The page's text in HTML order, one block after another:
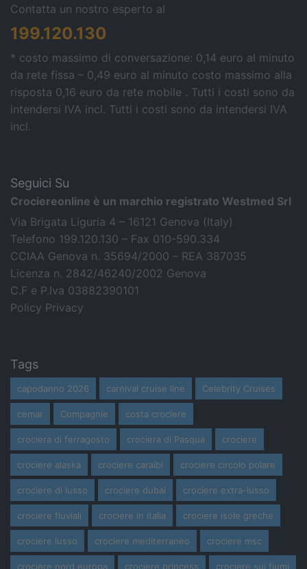
Contatta un nostro esperto al
199.120.130
* costo massimo di conversazione: 0,14 euro al minuto
da rete fissa – 0,49 euro al minuto costo massimo alla
risposta 0,16 euro da rete mobile . Tutti i costi sono da
intendersi IVA incl. Tutti i costi sono da intendersi IVA
incl.
Seguici Su
Crociereonline è un marchio registrato Westmed Srl
Via Brigata Liguria 4 – 16121 Genova (Italy)
Telefono 199.120.130 – Fax 010-590.334
CCIAA Genova n. 35694/2000 – REA 387035
Licenza n. 2842/46240/2002 Genova
C.F e P.Iva 03882390101
Policy Privacy
Tags
capodanno 2026 carnival cruise line Celebrity Cruises
cemar Compagnie costa crociere
crociera di ferragosto crociera di Pasqua crociere
crociere alaska crociere caraibi crociere circolo polare
crociere di lusso crociere dubai crociere extra-lusso
crociere fluviali crociere in italia crociere isole greche
crociere lusso crociere mediterraneo crociere msc
crociere nord europa crociere princess crociere sui fiumi